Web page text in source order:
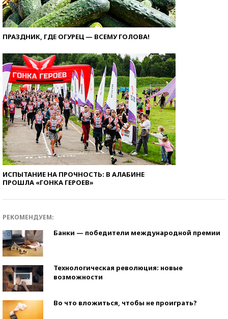
ПРАЗДНИК, ГДЕ ОГУРЕЦ — ВСЕМУ ГОЛОВА!
ИСПЫТАНИЕ НА ПРОЧНОСТЬ: В АЛАБИНЕ
ПРОШЛА «ГОНКА ГЕРОЕВ»
РЕКОМЕНДУЕМ:
Банки — победители международной премии
Технологическая революция: новые
возможности
Во что вложиться, чтобы не проиграть?